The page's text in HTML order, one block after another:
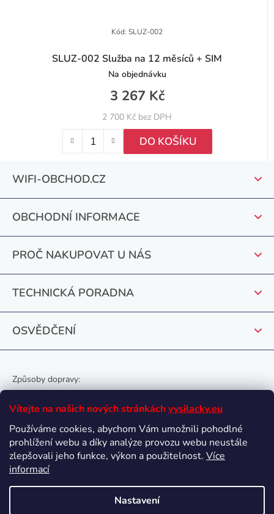
Vítejte na našich nových stránkáchvysilacky.eu
Používáme cookies, abychom Vám umožnili pohodlné
prohlížení webu a díky analýze provozu webu neustále
zlepšovali jeho funkce, výkon a použitelnost. Více
informací
Nastavení
SLUZ-002 Služba na 12 měsíců + SIM
Na objednávku
2 700 Kč bez DPH
3 267 Kč
DO KOŠÍKU
Kód: SLUZ-002
WIFI-OBCHOD.CZ
OBCHODNÍ INFORMACE
PROČ NAKUPOVAT U NÁS
TECHNICKÁ PORADNA
OSVĚDČENÍ
Způsoby dopravy:
Oblíbené způsoby platby: